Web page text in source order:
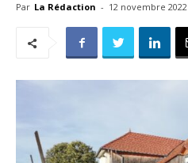
Par La Rédaction - 12 novembre 2022